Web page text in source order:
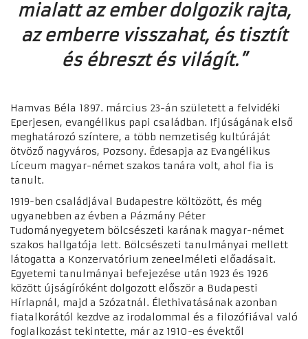
mialatt az ember dolgozik rajta,
az emberre visszahat, és tisztít
és ébreszt és világít.”
Hamvas Béla 1897. március 23-án született a felvidéki
Eperjesen, evangélikus papi családban. Ifjúságának első
meghatározó színtere, a több nemzetiség kultúráját
ötvöző nagyváros, Pozsony. Édesapja az Evangélikus
Líceum magyar-német szakos tanára volt, ahol fia is
tanult.
1919-ben családjával Budapestre költözött, és még
ugyanebben az évben a Pázmány Péter
Tudományegyetem bölcsészeti karának magyar-német
szakos hallgatója lett. Bölcsészeti tanulmányai mellett
látogatta a Konzervatórium zeneelméleti előadásait.
Egyetemi tanulmányai befejezése után 1923 és 1926
között újságíróként dolgozott először a Budapesti
Hírlapnál, majd a Szózatnál. Élethivatásának azonban
fiatalkorától kezdve az irodalommal és a filozófiával való
foglalkozást tekintette, már az 1910-es évektől